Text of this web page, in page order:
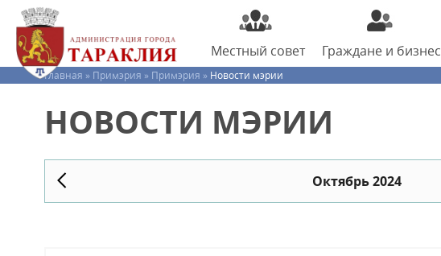
Местный совет Граждане и бизнес
Главная » Примэрия » Примэрия » Новости мэрии
НОВОСТИ МЭРИИ
Октябрь 2024